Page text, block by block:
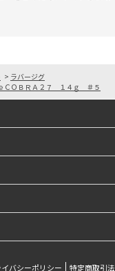
> ラバージグ
ＣＯＢＲＡ２７ １４ｇ ＃５
バシーポリシー 特定商取引